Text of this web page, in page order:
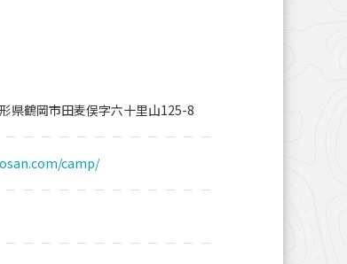
県鶴岡市田麦俣字六十里山125-8
camp/